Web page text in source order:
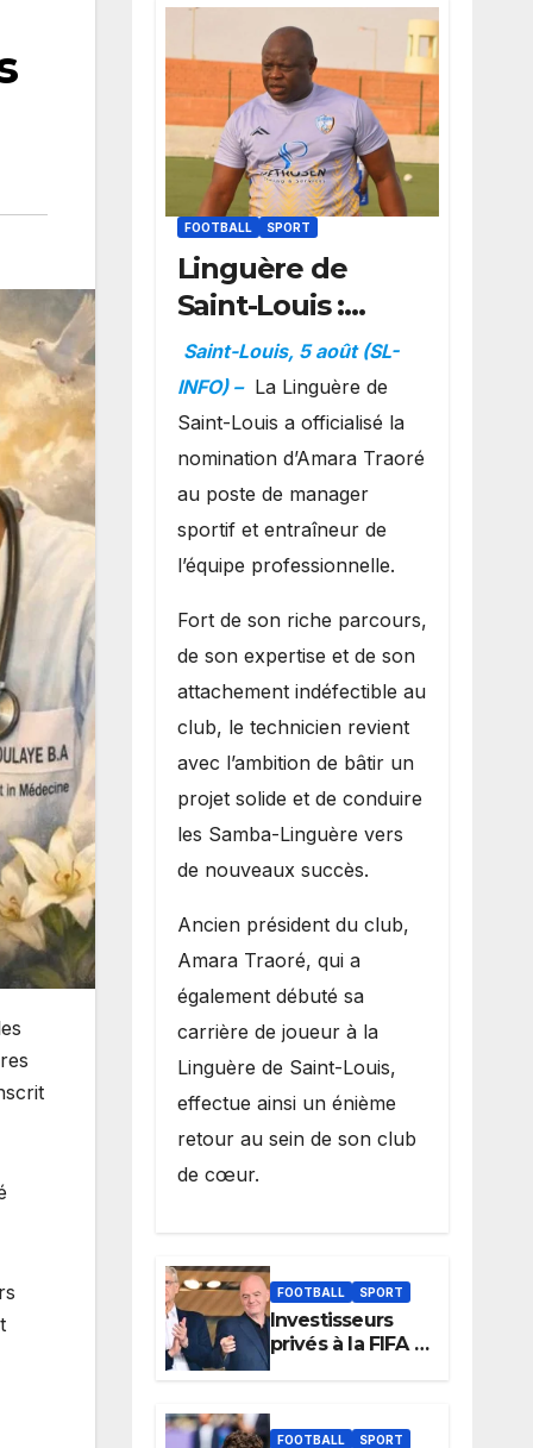
FOOTBALL SPORT
Linguère de
Saint-Louis :
Amara Traoré
nommé
manager sportif
et entraîneur de
l’équipe
Saint-Louis, 5 août (SL-
INFO) – La Linguère de
Saint-Louis a officialisé la
nomination d’Amara Traoré
au poste de manager
sportif et entraîneur de
l’équipe professionnelle.
Fort de son riche parcours,
de son expertise et de son
attachement indéfectible au
club, le technicien revient
avec l’ambition de bâtir un
projet solide et de conduire
les Samba-Linguère vers
de nouveaux succès.
Ancien président du club,
Amara Traoré, qui a
également débuté sa
carrière de joueur à la
Linguère de Saint-Louis,
effectue ainsi un énième
retour au sein de son club
de cœur.
FOOTBALL SPORT
Investisseurs
privés à la FIFA :
Arsène Wenger,
cabinet
d’Infantino, brise
FOOTBALL SPORT